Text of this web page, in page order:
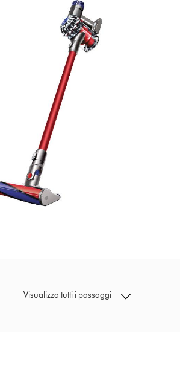
Visualizza tutti i passaggi